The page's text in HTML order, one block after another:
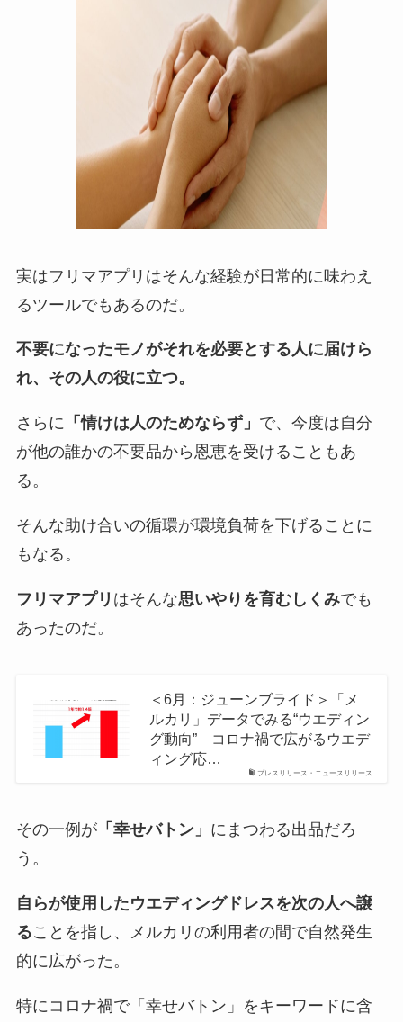
実はフリマアプリはそんな経験が日常的に味わえ
るツールでもあるのだ。
不要になったモノがそれを必要とする人に届けら
れ、その人の役に立つ。
さらに 「情けは人のためならず」 で、今度は自分
が他の誰かの不要品から恩恵を受けることもあ
る。
そんな助け合いの循環が環境負荷を下げることに
もなる。
フリマアプリ はそんな思いやりを育むしくみでも
あったのだ。
プレスリリース・ニュースリリース…
＜6月：ジューンブライド＞「メ
ルカリ」データでみる“ウエディン
グ動向” コロナ禍で広がるウエデ
ィング応…
その一例が「幸せバトン」 にまつわる出品だろ
う。
自らが使用したウエディングドレスを次の人へ譲
ることを指し、メルカリの利用者の間で自然発生
的に広がった。
特にコロナ禍で「幸せバトン」をキーワードに含